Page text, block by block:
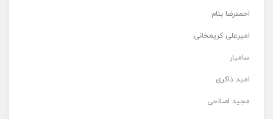
احمدرضا بنام
امیرعلی کریمخانی
سامیار
امید ذاکری
مجید اصلاحی